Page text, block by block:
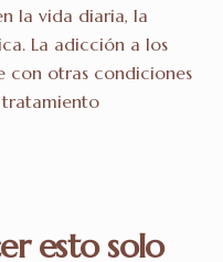
la vida diaria, la
La adicción a los
con otras condiciones
esto solo